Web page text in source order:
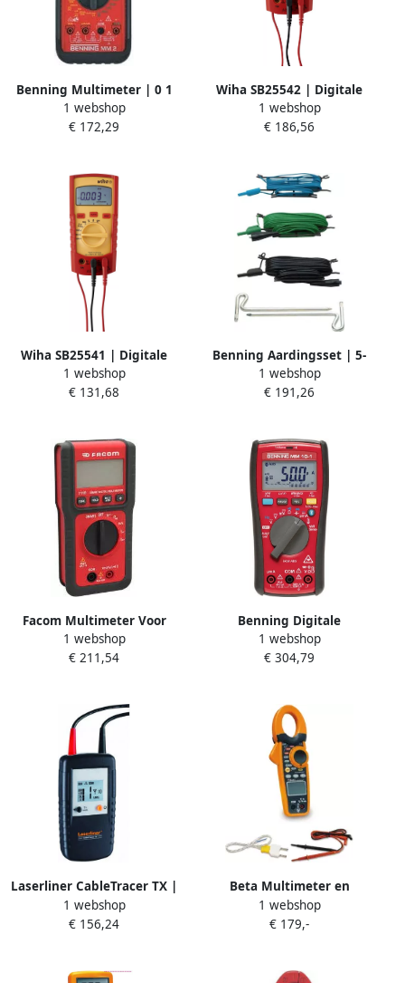
Benning Multimeter | 0 1
mV-750 V AC 0 1 mV-1000 V
DC | RMS | 1 stuk 044028
1 webshop
€ 172,29
Wiha SB25542 | Digitale
multimeter | tot 1000 V AC
| CAT IV 45215
1 webshop
€ 186,56
Wiha SB25541 | Digitale
multimeter | tot 600 V AC |
CAT IV 45218
1 webshop
€ 131,68
Benning Aardingsset | 5-
delig | geschikt voor
multimeter IT 130 | 1 stuk
1 webshop
€ 191,26
Facom Multimeter Voor
Onderhoud Smart 711BPB
1 webshop
€ 211,54
Benning Digitale
multimeter | 0 1 mV-1.000 V
| True RMS | 1 stuk 044687
1 webshop
€ 304,79
Laserliner CableTracer TX |
Multimeter | IQ serie
083.070.1
1 webshop
€ 156,24
Beta Multimeter en
ampereklem. 1760PA AC
017600050
1 webshop
€ 179,-